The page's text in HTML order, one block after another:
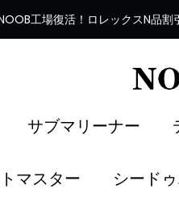
工場復活 ！ ロレックスN品割
サブマリーナー
マスター シード